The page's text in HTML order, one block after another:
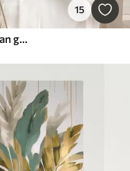
15
Schilderijen Abstracte compositie van gelaagde bladeren, gebogen vormen in zwart, wit en beige, kunst met textuur